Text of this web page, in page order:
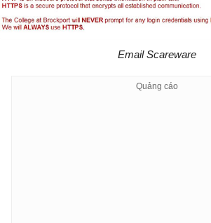
Email Scareware